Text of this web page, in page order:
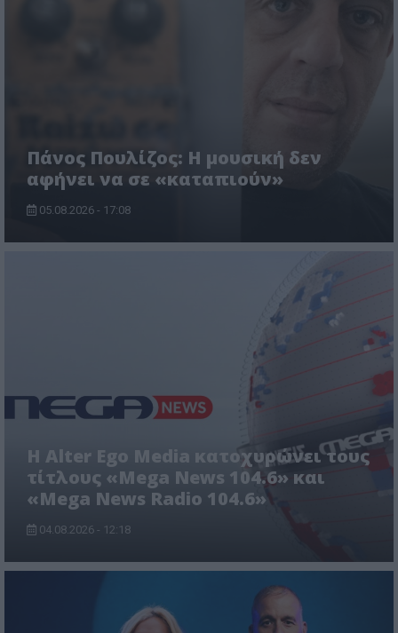
Πάνος Πουλίζος: Η μουσική δεν
αφήνει να σε «καταπιούν»
05.08.2026 - 17:08
Η Alter Ego Media κατοχυρώνει τους
τίτλους «Mega News 104.6» και
«Mega News Radio 104.6»
04.08.2026 - 12:18